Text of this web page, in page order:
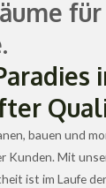
bauen und
Kunden. Mit
ist im Laufe